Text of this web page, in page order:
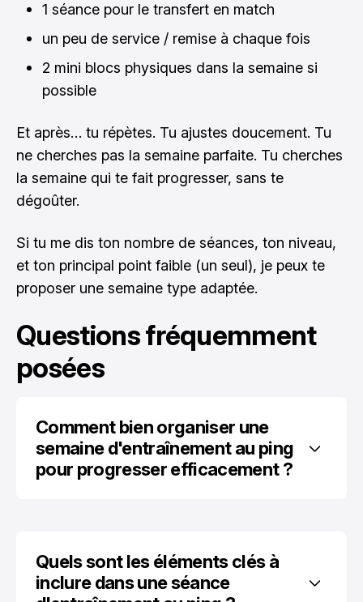
1 séance pour le transfert en match
un peu de service / remise à chaque fois
2 mini blocs physiques dans la semaine si
possible
Et après… tu répètes. Tu ajustes doucement. Tu
ne cherches pas la semaine parfaite. Tu cherches
la semaine qui te fait progresser, sans te
dégoûter.
Si tu me dis ton nombre de séances, ton niveau,
et ton principal point faible (un seul), je peux te
proposer une semaine type adaptée.
Questions fréquemment
posées
Comment bien organiser une
semaine d'entraînement au ping
pour progresser efficacement ?
Quels sont les éléments clés à
inclure dans une séance